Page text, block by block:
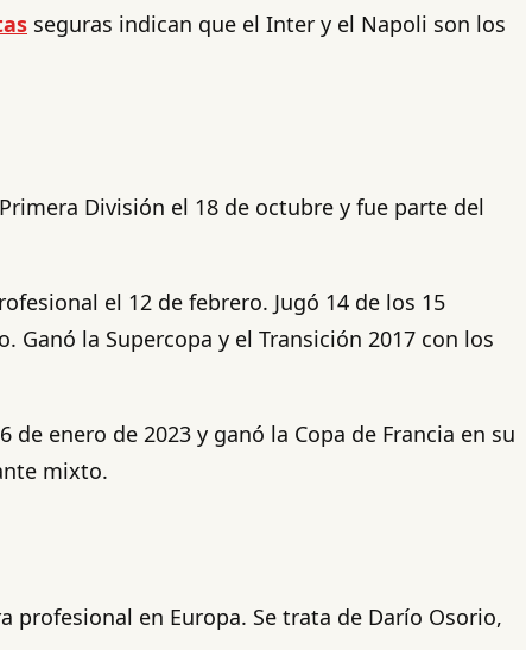
seguras indican que el Inter y el Napoli son los
División el 18 de octubre y fue parte del
el 12 de febrero. Jugó 14 de los 15
la Supercopa y el Transición 2017 con los
enero de 2023 y ganó la Copa de Francia en su
mixto.
en Europa. Se trata de Darío Osorio,